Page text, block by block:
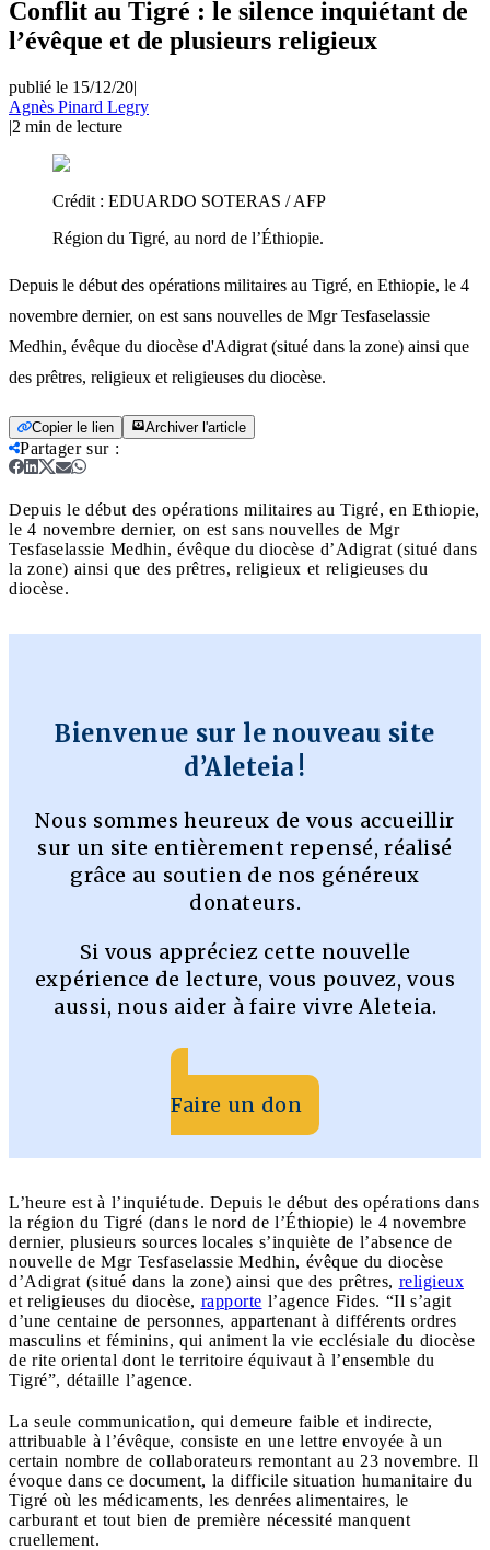
Conflit au Tigré : le silence inquiétant de
l’évêque et de plusieurs religieux
publié le 15/12/20|
Agnès Pinard Legry
|2 min de lecture
Crédit : EDUARDO SOTERAS / AFP
Région du Tigré, au nord de l’Éthiopie.
Depuis le début des opérations militaires au Tigré, en Ethiopie, le 4
novembre dernier, on est sans nouvelles de Mgr Tesfaselassie
Medhin, évêque du diocèse d'Adigrat (situé dans la zone) ainsi que
des prêtres, religieux et religieuses du diocèse.
Copier le lien Archiver l'article
Partager sur:
Depuis le début des opérations militaires au Tigré, en Ethiopie,
le 4 novembre dernier, on est sans nouvelles de Mgr
Tesfaselassie Medhin, évêque du diocèse d’Adigrat (situé dans
la zone) ainsi que des prêtres, religieux et religieuses du
diocèse.
Bienvenue sur le nouveau site
d’Aleteia !
Nous sommes heureux de vous accueillir
sur un site entièrement repensé, réalisé
grâce au soutien de nos généreux
donateurs.
Si vous appréciez cette nouvelle
expérience de lecture, vous pouvez, vous
aussi, nous aider à faire vivre Aleteia.
Faire un don
L’heure est à l’inquiétude. Depuis le début des opérations dans
la région du Tigré (dans le nord de l’Éthiopie) le 4 novembre
dernier, plusieurs sources locales s’inquiète de l’absence de
nouvelle de Mgr Tesfaselassie Medhin, évêque du diocèse
d’Adigrat (situé dans la zone) ainsi que des prêtres, religieux
et religieuses du diocèse, rapporte l’agence Fides. “Il s’agit
d’une centaine de personnes, appartenant à différents ordres
masculins et féminins, qui animent la vie ecclésiale du diocèse
de rite oriental dont le territoire équivaut à l’ensemble du
Tigré”, détaille l’agence.
La seule communication, qui demeure faible et indirecte,
attribuable à l’évêque, consiste en une lettre envoyée à un
certain nombre de collaborateurs remontant au 23 novembre. Il
évoque dans ce document, la difficile situation humanitaire du
Tigré où les médicaments, les denrées alimentaires, le
carburant et tout bien de première nécessité manquent
cruellement.